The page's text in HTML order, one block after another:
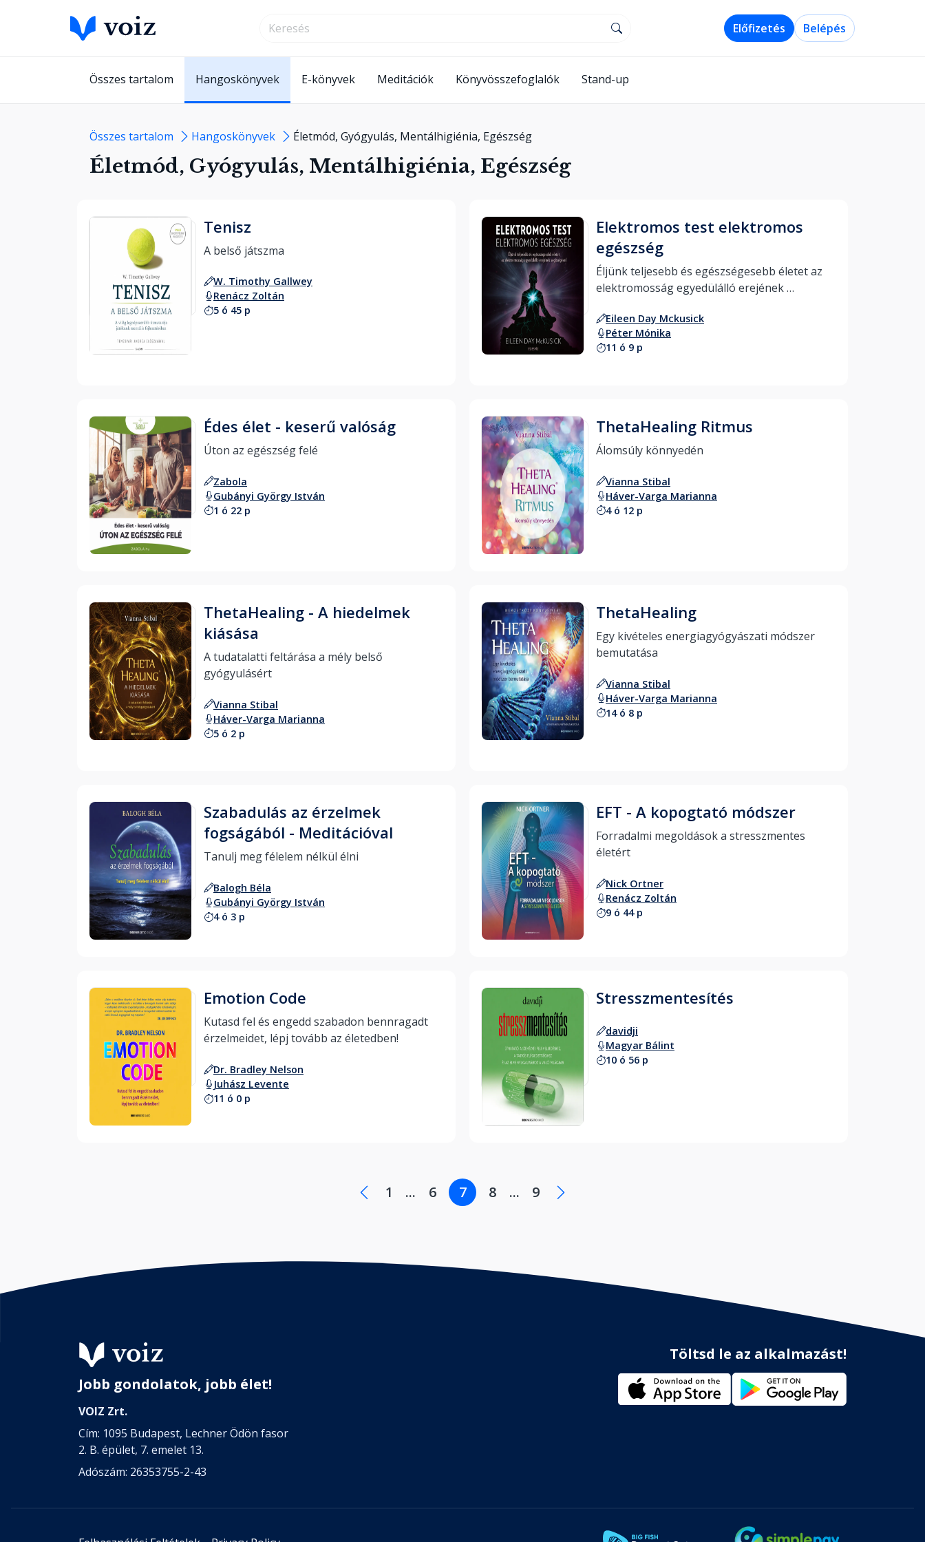
Előfizetés Belépés
Összes tartalom Hangoskönyvek E-könyvek Meditációk Könyvösszefoglalók Stand-up
Összes tartalom Hangoskönyvek Életmód, Gyógyulás, Mentálhigiénia, Egészség
Életmód, Gyógyulás, Mentálhigiénia, Egészség
Hallgass bele
Tenisz
W. Timothy Gallwey
Renácz Zoltán
5 ó 45 p
Hallgass bele
Elektromos test elektromos
egészség
Éljünk teljesebb és egészségesebb életet az
elektromosság egyedülálló erejének
Eileen Day Mckusick
Péter Mónika
11 ó 9 p
Hallgass bele
Édes élet - keserű valóság
Zabola
Gubányi György István
1 ó 22 p
Hallgass bele
ThetaHealing Ritmus
Vianna Stibal
Háver-Varga Marianna
4 ó 12 p
Hallgass bele
ThetaHealing - A hiedelmek
kiásása
A tudatalatti feltárása a mély belső
Vianna Stibal
Háver-Varga Marianna
5 ó 2 p
Hallgass bele
ThetaHealing
Egy kivételes energiagyógyászati módszer
Vianna Stibal
Háver-Varga Marianna
14 ó 8 p
Hallgass bele
Szabadulás az érzelmek
fogságából - Meditációval
Balogh Béla
Gubányi György István
4 ó 3 p
Hallgass bele
EFT - A kopogtató módszer
Forradalmi megoldások a stresszmentes
Nick Ortner
Renácz Zoltán
9 ó 44 p
Hallgass bele
Emotion Code
Kutasd fel és engedd szabadon bennragadt
Dr. Bradley Nelson
Juhász Levente
11 ó 0 p
Hallgass bele
Stresszmentesítés
davidji
Magyar Bálint
10 ó 56 p
1 ... 6 7 8 ... 9
Jobb gondolatok, jobb élet!
VOIZ Zrt.
Cím: 1095 Budapest, Lechner Ödön fasor
2. B. épület, 7. emelet 13.
Adószám: 26353755-2-43
Töltsd le az alkalmazást!